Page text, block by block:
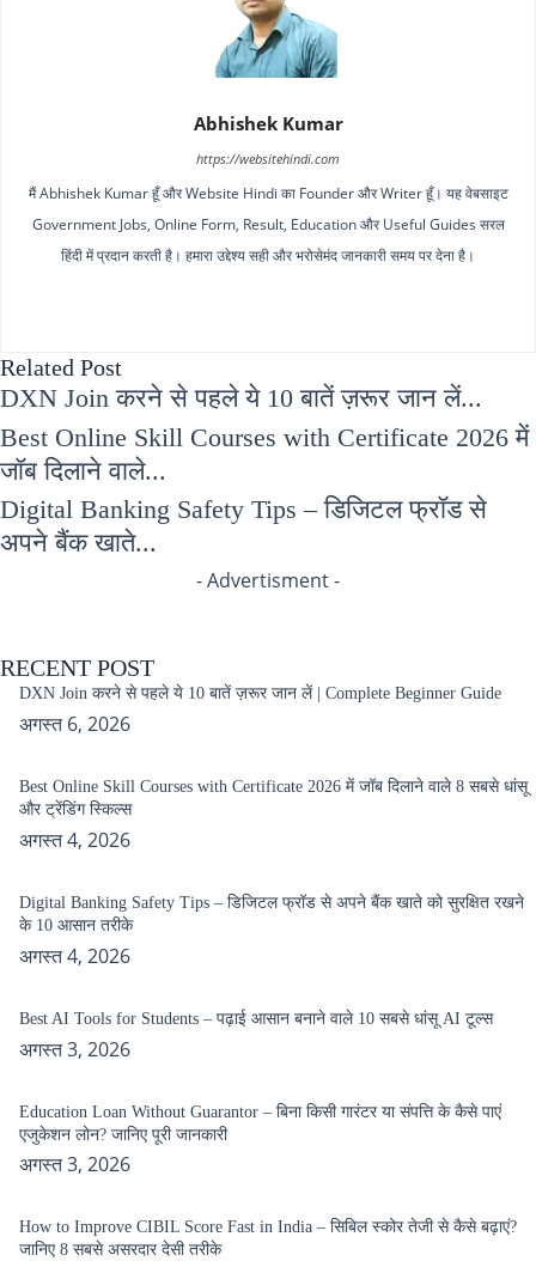
Abhishek Kumar
https://websitehindi.com
मैं Abhishek Kumar हूँ और Website Hindi का Founder और Writer हूँ। यह वेबसाइट
Government Jobs, Online Form, Result, Education और Useful Guides सरल
हिंदी में प्रदान करती है। हमारा उद्देश्य सही और भरोसेमंद जानकारी समय पर देना है।
Related Post
DXN Join करने से पहले ये 10 बातें ज़रूर जान लें...
Best Online Skill Courses with Certificate 2026 में
जॉब दिलाने वाले...
Digital Banking Safety Tips – डिजिटल फ्रॉड से
अपने बैंक खाते...
- Advertisment -
RECENT POST
DXN Join करने से पहले ये 10 बातें ज़रूर जान लें | Complete Beginner Guide
अगस्त 6, 2026
Best Online Skill Courses with Certificate 2026 में जॉब दिलाने वाले 8 सबसे धांसू
और ट्रेंडिंग स्किल्स
अगस्त 4, 2026
Digital Banking Safety Tips – डिजिटल फ्रॉड से अपने बैंक खाते को सुरक्षित रखने
के 10 आसान तरीके
अगस्त 4, 2026
Best AI Tools for Students – पढ़ाई आसान बनाने वाले 10 सबसे धांसू AI टूल्स
अगस्त 3, 2026
Education Loan Without Guarantor – बिना किसी गारंटर या संपत्ति के कैसे पाएं
एजुकेशन लोन? जानिए पूरी जानकारी
अगस्त 3, 2026
How to Improve CIBIL Score Fast in India – सिबिल स्कोर तेजी से कैसे बढ़ाएं?
जानिए 8 सबसे असरदार देसी तरीके